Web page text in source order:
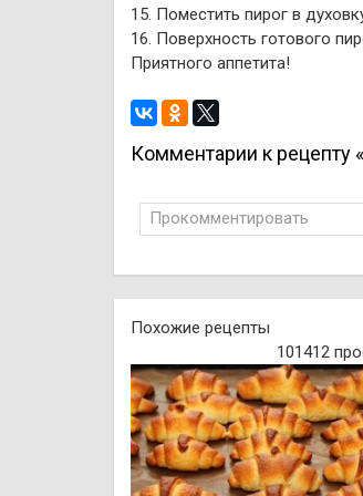
15. Поместить пирог в
16. Поверхность готового
Приятного аппетита!
Комментарии к
Прокомментировать
Похожие рецепты
101412